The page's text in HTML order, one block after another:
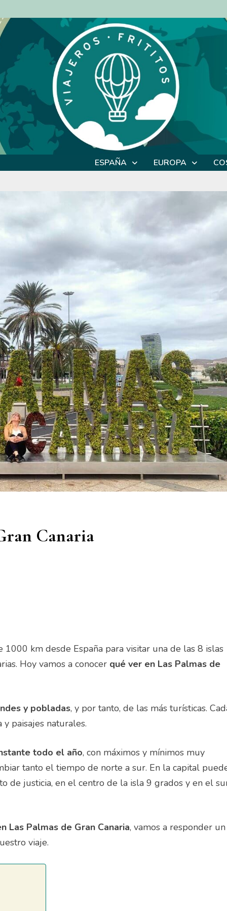
ESPAÑA EUROPA
Canaria
1000 km desde España para visitar una de las 8 islas
Hoy vamos a conocer qué ver en Las Palmas de
y pobladas, y por tanto, de las más turísticas.
paisajes naturales.
todo el año, con máximos y mínimos muy
tanto el tiempo de norte a sur. En la capital
de justicia, en el centro de la isla 9 grados y en el
Las Palmas de Gran Canaria, vamos a responder un
viaje.